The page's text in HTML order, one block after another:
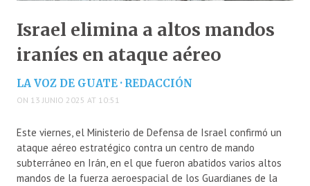
Israel elimina a altos mandos
iraníes en ataque aéreo
LA VOZ DE GUATE · REDACCIÓN
ON 13 JUNIO 2025 AT 10:51
Este viernes, el Ministerio de Defensa de Israel confirmó un
ataque aéreo estratégico contra un centro de mando
subterráneo en Irán, en el que fueron abatidos varios altos
mandos de la fuerza aeroespacial de los Guardianes de la